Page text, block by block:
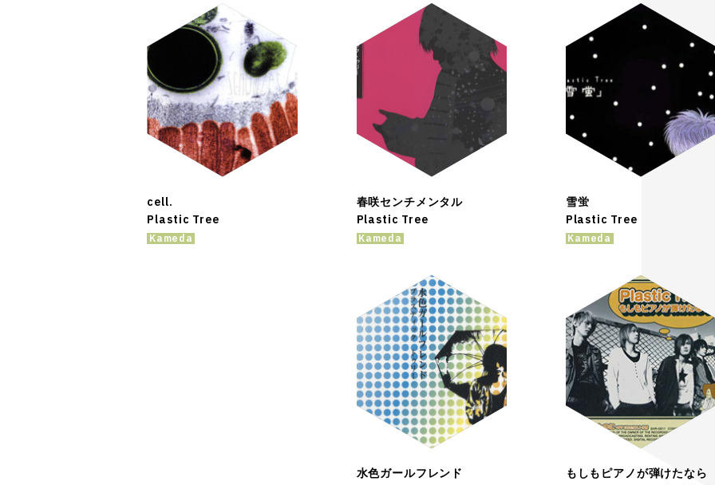
cell.
Plastic Tree
Kameda
春咲センチメンタル
Plastic Tree
Kameda
雪蛍
Plastic Tree
Kameda
水色ガールフレンド
もしもピアノが弾けたなら